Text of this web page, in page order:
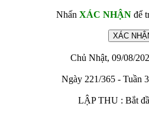
Nhấn XÁC NHẬNđể
Chủ Nhật, 09/08/
Ngày 221/365 - Tuần
LẬP THU : Bắt